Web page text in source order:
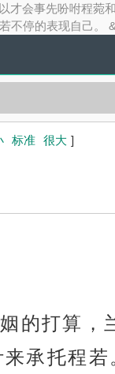
会事先吩咐程
不停的表现自己。
标准 很大 ]
打算，
承托程若